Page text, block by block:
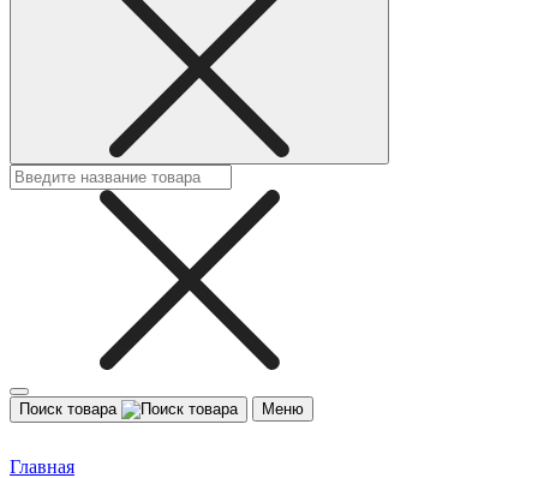
Поиск товара Меню
Главная